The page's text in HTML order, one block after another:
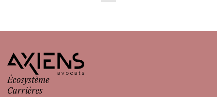
Écosystème
Carrières